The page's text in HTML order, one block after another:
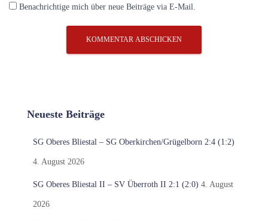
Benachrichtige mich über neue Beiträge via E-Mail.
Neueste Beiträge
SG Oberes Bliestal – SG Oberkirchen/Grügelborn 2:4 (1:2)
4. August 2026
SG Oberes Bliestal II – SV Überroth II 2:1 (2:0) 4. August
2026